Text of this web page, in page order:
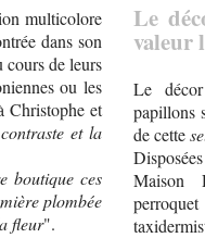
multicolore
dans son
cours de leurs
ou les
Christophe et
et la
boutique ces
plombée
fleur".
Le
valeur
Le
papillons
de cette
Maison